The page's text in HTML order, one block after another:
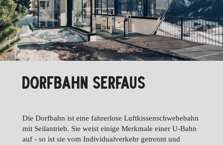
DORFBAHN SERFAUS
Die Dorfbahn ist eine fahrerlose Luftkissenschwebebahn
mit Seilantrieb. Sie weist einige Merkmale einer U-Bahn
auf - so ist sie vom Individualverkehr getrennt und